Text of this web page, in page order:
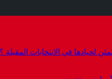
في الانتخابات المقبلة